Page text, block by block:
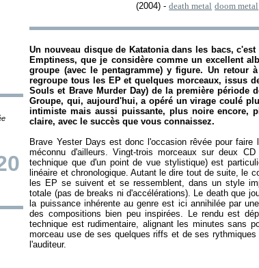
(2004) -death metal doom metal
Un nouveau disque de Katatonia dans les bacs,
Emptiness, que je considère comme un excellent
groupe (avec le pentagramme) y figure. Un retour
regroupe tous les EP et quelques morceaux, issus
Souls et Brave Murder Day) de la première période
Groupe, qui, aujourd'hui, a opéré un virage coulé
intimiste mais aussi puissante, plus noire encore,
claire, avec le succès que vous connaissez.
Brave Yester Days est donc l'occasion rêvée pour
méconnu d'ailleurs. Vingt-trois morceaux sur deux
technique que d'un point de vue stylistique) est
linéaire et chronologique. Autant le dire tout de suite, le
les EP se suivent et se ressemblent, dans un style
totale (pas de breaks ni d'accélérations). Le death que
la puissance inhérente au genre est ici annihilée par
des compositions bien peu inspirées. Le rendu est
technique est rudimentaire, alignant les minutes sans
morceau use de ses quelques riffs et de ses